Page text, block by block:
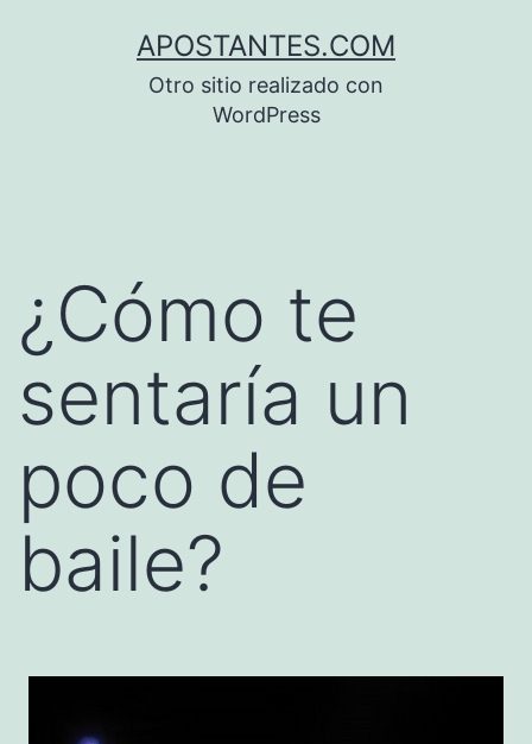
APOSTANTES.COM
Otro sitio realizado con
WordPress
¿Cómo te
sentaría un
poco de
baile?